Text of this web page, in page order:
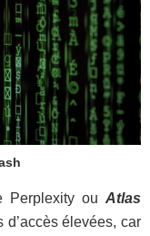
Perplexity ou Atlas
d’accès élevées, car